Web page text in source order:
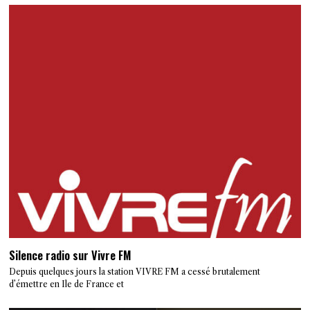
Silence radio sur Vivre FM
Depuis quelques jours la station VIVRE FM a cessé brutalement
d’émettre en Ile de France et